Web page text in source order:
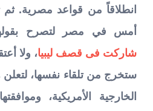
انطلاقاً من قواعد مصرية. ثم
أمس في مصر لتصرح
شاركت فى قصف ليبيا، ولا
ستخرج من تلقاء نفسها، لتعلن
الخارجية الأمريكية،